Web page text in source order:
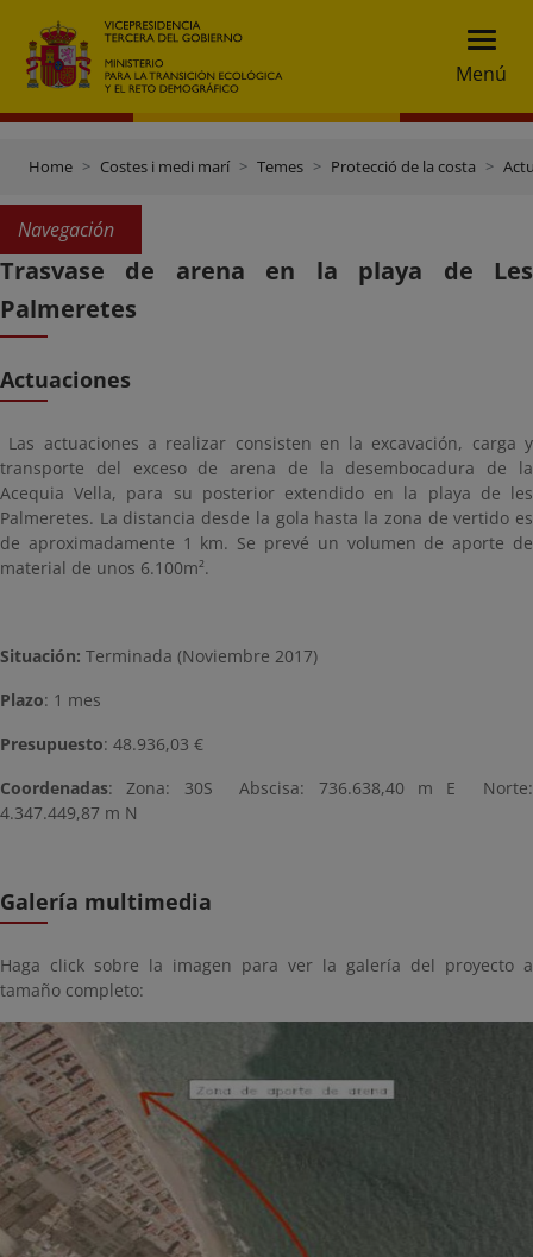
Menú
Home Costes i medi marí Temes Protecció de la costa
Navegación
Trasvase de arena en la playa de Les
Palmeretes
Actuaciones
Las actuaciones a realizar consisten en la excavación, carga y
transporte del exceso de arena de la desembocadura de la
Acequia Vella, para su posterior extendido en la playa de les
Palmeretes. La distancia desde la gola hasta la zona de vertido es
de aproximadamente 1 km. Se prevé un volumen de aporte de
material de unos 6.100m².
Situación: Terminada (Noviembre 2017)
Plazo: 1 mes
Presupuesto: 48.936,03 €
Coordenadas: Zona: 30S Abscisa: 736.638,40 m E Norte:
4.347.449,87 m N
Galería multimedia
Haga click sobre la imagen para ver la galería del proyecto a
tamaño completo: